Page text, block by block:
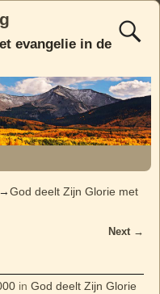
evangelie in de
→God deelt Zijn Glorie met
Next →
in God deelt Zijn Glorie